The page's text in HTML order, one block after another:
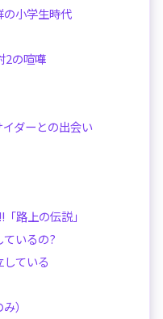
小学生時代
2の喧嘩
ダーとの出会い
路上の伝説」
いるの?
ている
）